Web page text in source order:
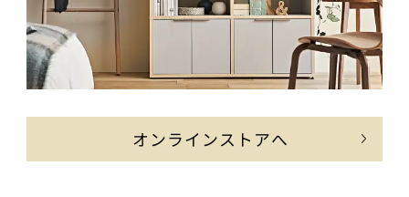
オンラインストアへ